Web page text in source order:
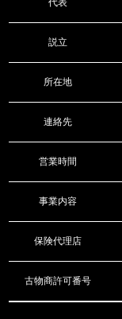
代表
説立
所在地
連絡先
営業時間
事業内容
保険代理店
古物商許可番号